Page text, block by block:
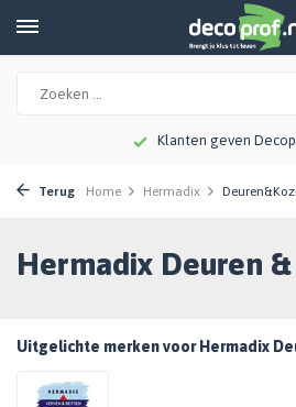
Klanten geven
Terug Home Hermadix
Hermadix Deuren
Uitgelichte merken voor Hermadix